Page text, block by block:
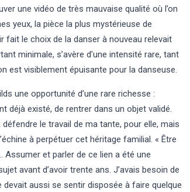
une vidéo de très mauvaise qualité où l’on
yeux, la pièce la plus mystérieuse de
fait le choix de la danser à nouveau relevait
minimale, s’avère d’une intensité rare, tant
est visiblement épuisante pour la danseuse.
une opportunité d’une rare richesse :
déjà existé, de rentrer dans un objet validé.
le travail de ma tante, pour elle, mais
à perpétuer cet héritage familial. « Être
Assumer et parler de ce lien a été une
avant d’avoir trente ans. J’avais besoin de
aussi se sentir disposée à faire quelque